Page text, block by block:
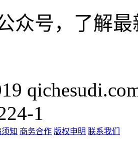
众号，了解
1
知 商务合作 版权申明 联系我们